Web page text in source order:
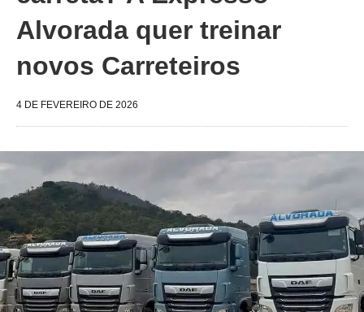
Alvorada quer treinar
novos Carreteiros
4 DE FEVEREIRO DE 2026